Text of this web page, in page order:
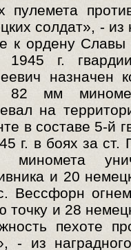
пулемета
солдат», - из
к ордену Славы
1945 г.
назначен
82 мм
на
в составе 5-й
г. в боях за ст.
миномета
и 20
Вессфорн
точку и 28
пехоте
- из